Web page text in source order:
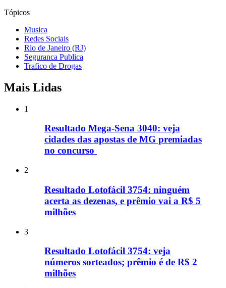
Tópicos
Musica
Redes Sociais
Rio de Janeiro (RJ)
Seguranca Publica
Trafico de Drogas
Mais Lidas
1
Resultado Mega-Sena 3040: veja
cidades das apostas de MG premiadas
no concurso
2
Resultado Lotofácil 3754: ninguém
acerta as dezenas, e prêmio vai a R$ 5
milhões
3
Resultado Lotofácil 3754: veja
números sorteados; prêmio é de R$ 2
milhões